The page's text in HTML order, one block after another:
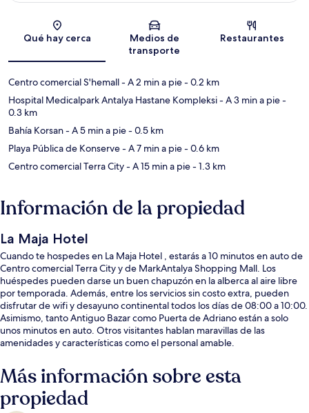
Sección del mapa
Qué hay cerca
Medios de
transporte
Restaurantes
Centro comercial S'hemall- A 2 min a pie- 0.2 km
Hospital Medicalpark Antalya Hastane Kompleksi- A 3 min a pie-
0.3 km
Bahía Korsan- A 5 min a pie- 0.5 km
Playa Pública de Konserve- A 7 min a pie- 0.6 km
Centro comercial Terra City- A 15 min a pie- 1.3 km
Información de la propiedad
La Maja Hotel
Cuando te hospedes en La Maja Hotel , estarás a 10 minutos en auto de
Centro comercial Terra City y de MarkAntalya Shopping Mall. Los
huéspedes pueden darse un buen chapuzón en la alberca al aire libre
por temporada. Además, entre los servicios sin costo extra, pueden
disfrutar de wifi y desayuno continental todos los días de 08:00 a 10:00.
Asimismo, tanto Antiguo Bazar como Puerta de Adriano están a solo
unos minutos en auto. Otros visitantes hablan maravillas de las
amenidades y características como el personal amable.
Más información sobre esta
propiedad